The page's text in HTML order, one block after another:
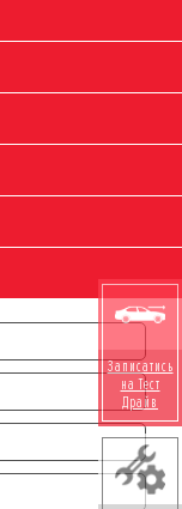
Записатись
на Тест
Драйв